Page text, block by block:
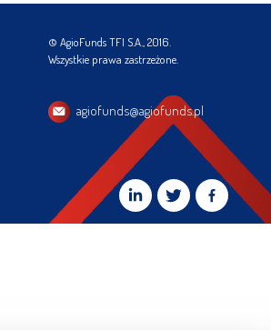
© AgioFunds TFI S.A., 2016.
Wszystkie prawa zastrzeżone.
agiofunds@agiofunds.pl